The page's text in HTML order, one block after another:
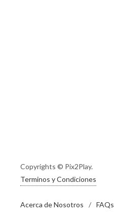
Copyrights © Pix2Play.
Terminos y Condiciones
Acerca de Nosotros / FAQs